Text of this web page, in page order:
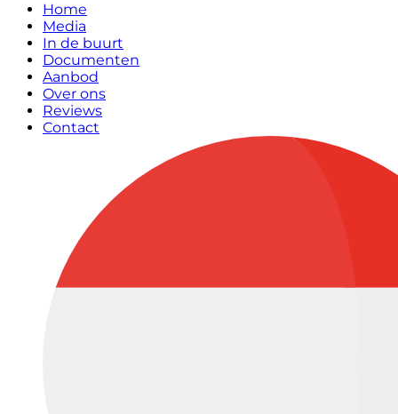
Home
Media
In de buurt
Documenten
Aanbod
Over ons
Reviews
Contact